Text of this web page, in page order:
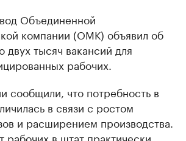
Объединенной
компании (ОМК) объявил об
двух тысяч вакансий для
рабочих.
сообщили, что потребность в
в связи с ростом
и расширением производства.
рабочих в штат практически